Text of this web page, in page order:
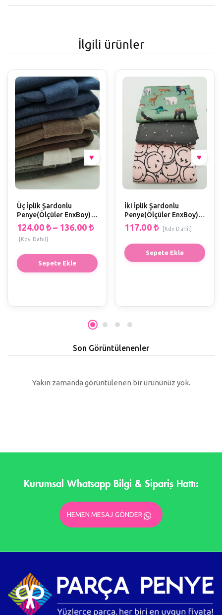
İlgili ürünler
Sepete Ekle
Üç İplik Şardonlu
Penye(Ölçüler EnxBoy)
E1
124.00 ₺ – 136.00 ₺
[Kdv Dahil]
Sepete Ekle
İki İplik Şardonlu
Penye(Ölçüler EnxBoy)
E1
117.00 ₺ [Kdv Dahil]
Son Görüntülenenler
Yakın zamanda görüntülenen bir ürününüz yok.
Kurumsal Whatsapp Bilgi & Sipariş Hattı:
HEMEN MESAJ GÖNDER